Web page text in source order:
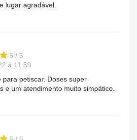
lugar agradável.
5 / 5
à 11:59
para petiscar. Doses super
e um atendimento muito simpático.